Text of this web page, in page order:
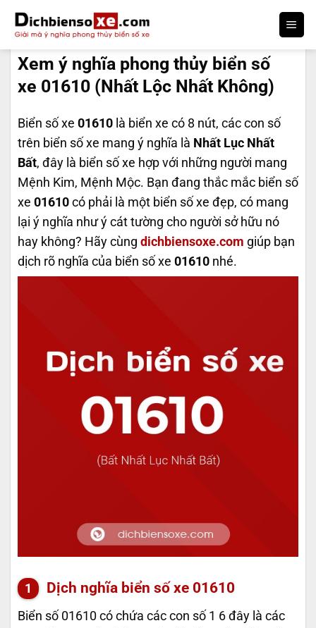
qua
nội
dungXem ý nghĩa phong thủy biển số
xe 01610 (Nhất Lộc Nhất Không)
Biển số xe 01610 là biển xe có 8 nút, các con số
trên biển số xe mang ý nghĩa là Nhất Lục Nhất
Bất, đây là biển số xe hợp với những người mang
Mệnh Kim, Mệnh Mộc. Bạn đang thắc mắc biển số
xe 01610 có phải là một biển số xe đẹp, có mang
lại ý nghĩa như ý cát tường cho người sở hữu nó
hay không? Hãy cùng dichbiensoxe.com giúp bạn
dịch rõ nghĩa của biển số xe 01610 nhé.
Dịch nghĩa biển số xe 01610
Biển số 01610 có chứa các con số 1 6 đây là các